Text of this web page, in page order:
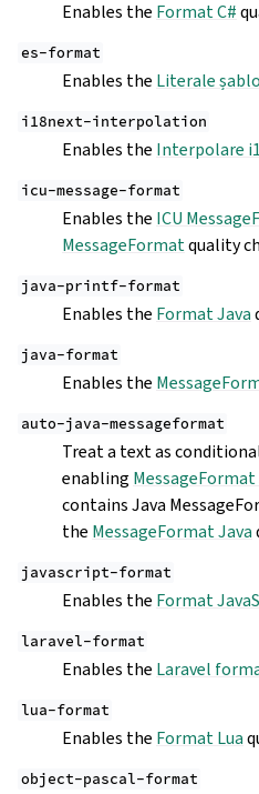
Enables the Format C#
es-format
Enables the Literale
i18next-interpolation
Enables the Interpolare
icu-message-format
Enables the ICU
MessageFormatquality
java-printf-format
Enables the Format Java
java-format
Enables the
auto-java-messageformat
Treat a text as
enabling MessageFormat
contains Java
the MessageFormat Java
javascript-format
Enables the Format
laravel-format
Enables the Laravel
lua-format
Enables the Format Lua
object-pascal-format